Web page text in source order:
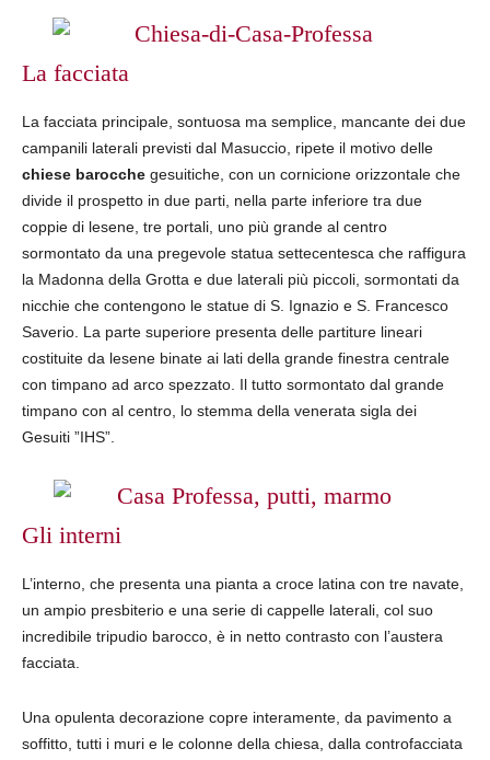
La facciata
La facciata principale, sontuosa ma semplice, mancante dei due
campanili laterali previsti dal Masuccio, ripete il motivo delle
chiese barocche gesuitiche, con un cornicione orizzontale che
divide il prospetto in due parti, nella parte inferiore tra due
coppie di lesene, tre portali, uno più grande al centro
sormontato da una pregevole statua settecentesca che raffigura
la Madonna della Grotta e due laterali più piccoli, sormontati da
nicchie che contengono le statue di S. Ignazio e S. Francesco
Saverio. La parte superiore presenta delle partiture lineari
costituite da lesene binate ai lati della grande finestra centrale
con timpano ad arco spezzato. Il tutto sormontato dal grande
timpano con al centro, lo stemma della venerata sigla dei
Gesuiti ”IHS”.
Gli interni
L’interno, che presenta una pianta a croce latina con tre navate,
un ampio presbiterio e una serie di cappelle laterali, col suo
incredibile tripudio barocco, è in netto contrasto con l’austera
facciata.
Una opulenta decorazione copre interamente, da pavimento a
soffitto, tutti i muri e le colonne della chiesa, dalla controfacciata